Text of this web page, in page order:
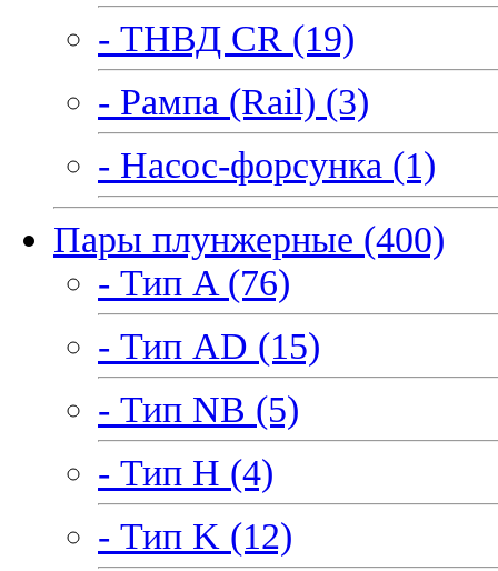
- ТНВД CR (19)
- Рампа (Rail) (3)
- Насос-форсунка (1)
Пары плунжерные (400)
- Тип A (76)
- Тип AD (15)
- Тип NB (5)
- Тип H (4)
- Тип K (12)